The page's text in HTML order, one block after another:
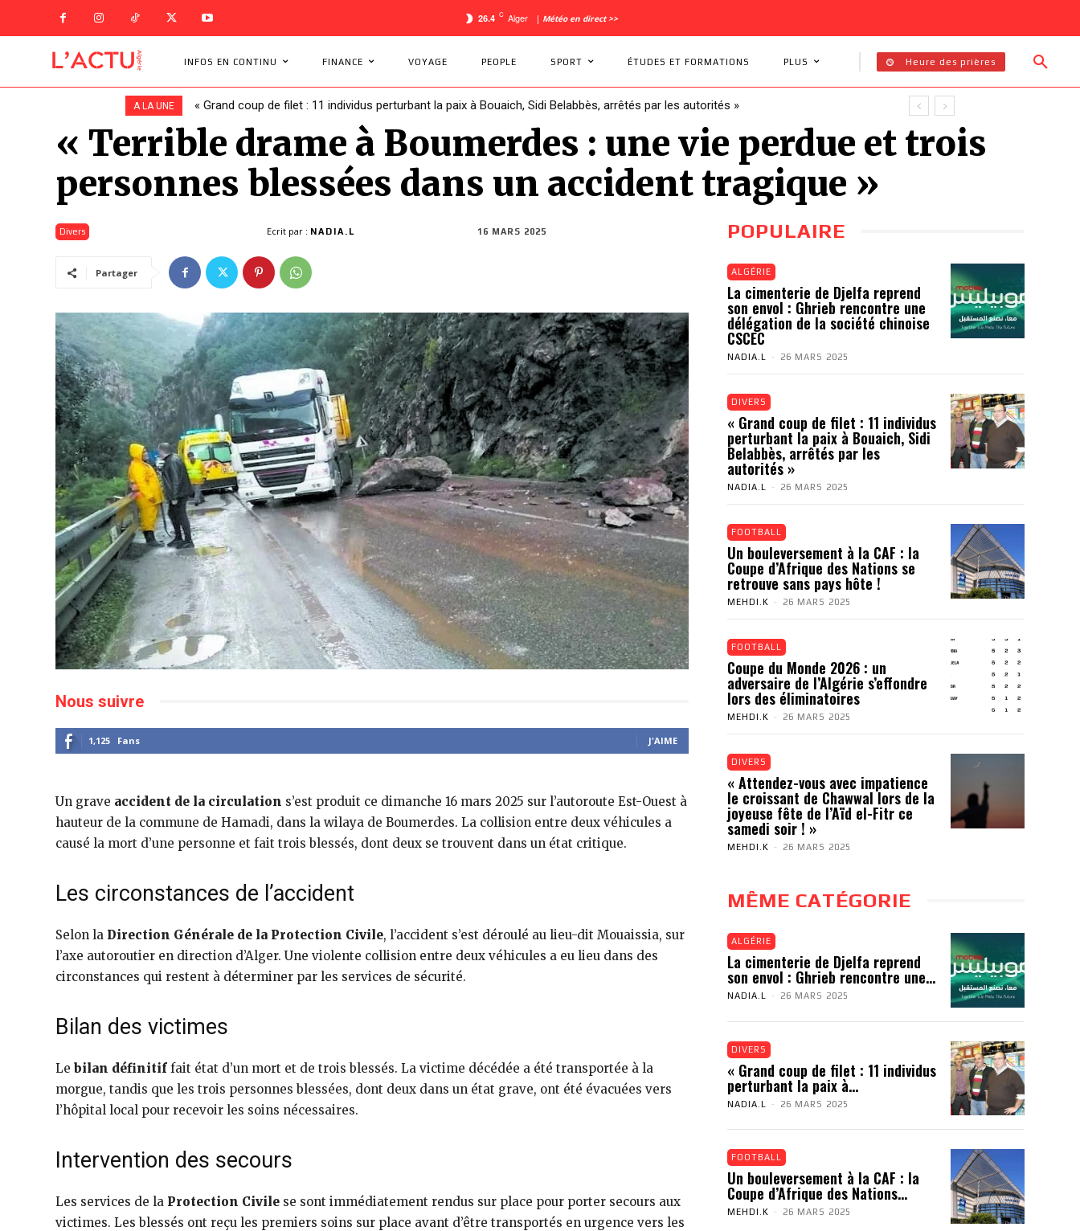
26.4 C Alger | Météo en direct >>
INFOS EN CONTINU FINANCE VOYAGE PEOPLE SPORT ÉTUDES ET FORMATIONS PLUS Heure des prières
A LA UNE « Grand coup de filet : 11 individus perturbant la paix à Bouaich, Sidi Belabbès, arrêtés par les autorités »
« Terrible drame à Boumerdes : une vie perdue et trois
personnes blessées dans un accident tragique »
Divers Ecrit par : NADIA.L 16 MARS 2025
Partager
Nous suivre
1,125 Fans J'AIME
Un grave accident de la circulation s’est produit ce dimanche 16 mars 2025 sur l’autoroute Est-Ouest à
hauteur de la commune de Hamadi, dans la wilaya de Boumerdes. La collision entre deux véhicules a
causé la mort d’une personne et fait trois blessés, dont deux se trouvent dans un état critique.
Les circonstances de l’accident
Selon la Direction Générale de la Protection Civile, l’accident s’est déroulé au lieu-dit Mouaissia, sur
l’axe autoroutier en direction d’Alger. Une violente collision entre deux véhicules a eu lieu dans des
circonstances qui restent à déterminer par les services de sécurité.
Bilan des victimes
Le bilan définitif fait état d’un mort et de trois blessés. La victime décédée a été transportée à la
morgue, tandis que les trois personnes blessées, dont deux dans un état grave, ont été évacuées vers
l’hôpital local pour recevoir les soins nécessaires.
Intervention des secours
Les services de la Protection Civile se sont immédiatement rendus sur place pour porter secours aux
victimes. Les blessés ont reçu les premiers soins sur place avant d’être transportés en urgence vers les
POPULAIRE
ALGÉRIE
La cimenterie de Djelfa reprend
son envol : Ghrieb rencontre une
délégation de la société chinoise
CSCEC
NADIA.L - 26 MARS 2025
DIVERS
« Grand coup de filet : 11 individus
perturbant la paix à Bouaich, Sidi
Belabbès, arrêtés par les
autorités »
NADIA.L - 26 MARS 2025
FOOTBALL
Un bouleversement à la CAF : la
Coupe d’Afrique des Nations se
retrouve sans pays hôte !
MEHDI.K - 26 MARS 2025
FOOTBALL
Coupe du Monde 2026 : un
adversaire de l’Algérie s’effondre
lors des éliminatoires
MEHDI.K - 26 MARS 2025
DIVERS
« Attendez-vous avec impatience
le croissant de Chawwal lors de la
joyeuse fête de l’Aïd el-Fitr ce
samedi soir ! »
MEHDI.K - 26 MARS 2025
MÊME CATÉGORIE
ALGÉRIE
La cimenterie de Djelfa reprend
son envol : Ghrieb rencontre une...
NADIA.L - 26 MARS 2025
DIVERS
« Grand coup de filet : 11 individus
perturbant la paix à...
NADIA.L - 26 MARS 2025
FOOTBALL
Un bouleversement à la CAF : la
Coupe d’Afrique des Nations...
MEHDI.K - 26 MARS 2025